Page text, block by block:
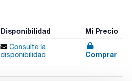
Disponibilidad Mi Precio
Consulte la
disponibilidad
Comprar